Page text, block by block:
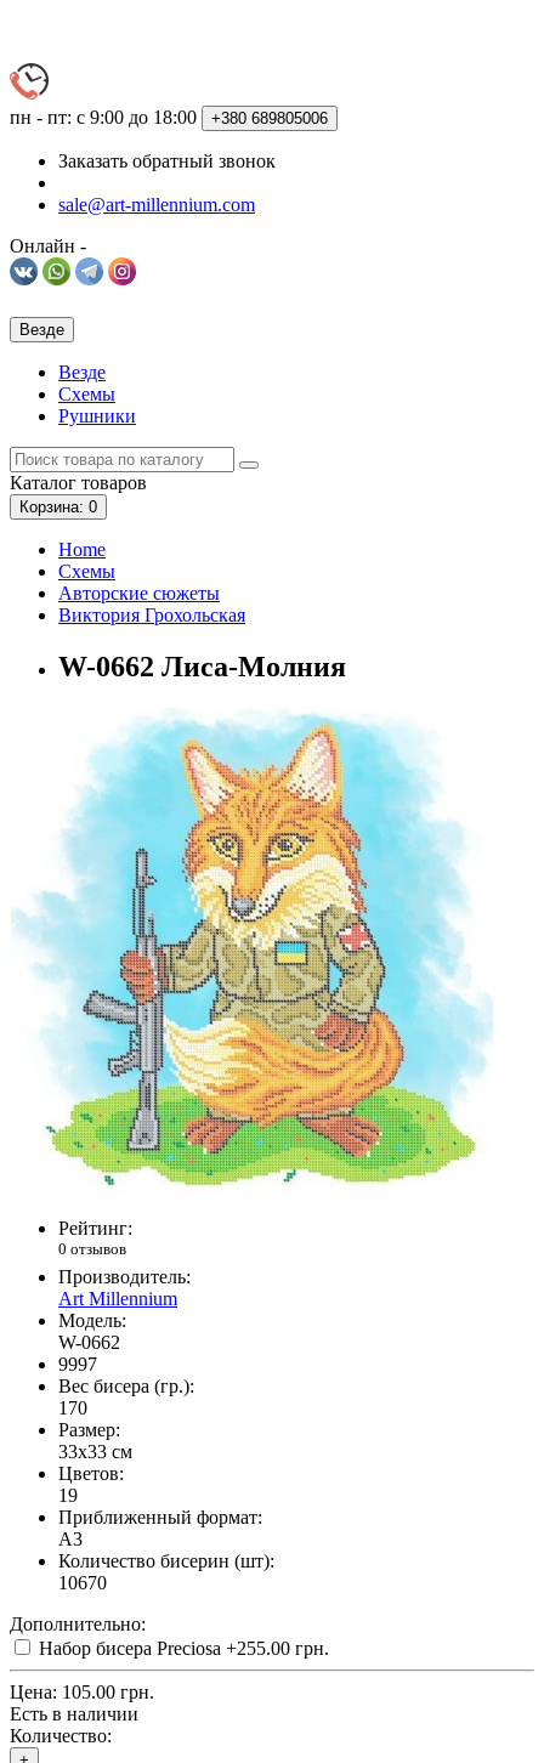
пн - пт: с 9:00 до 18:00 +380 689805006
Заказать обратный звонок
sale@art-millennium.com
Онлайн -
Везде
Везде
Схемы
Рушники
Каталог товаров
Корзина: 0
Home
Схемы
Авторские сюжеты
Виктория Грохольская
W-0662 Лиса-Молния
Рейтинг:
0 отзывов
Производитель:
Art Millennium
Модель:
W-0662
9997
Вес бисера (гр.):
170
Размер:
33x33 см
Цветов:
19
Приближенный формат:
A3
Количество бисерин (шт):
10670
Дополнительно:
Набор бисера Preciosa +255.00 грн.
Цена: 105.00 грн.
Есть в наличии
Количество: